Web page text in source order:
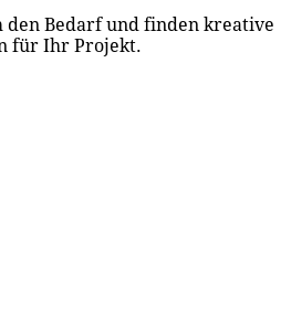
den Bedarf und finden kreative
für Ihr Projekt.